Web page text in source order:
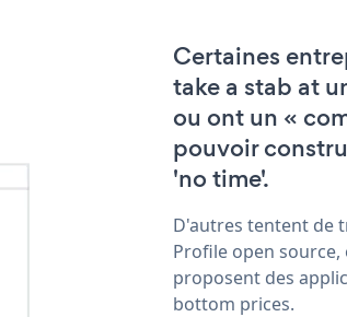
Certaines
take a stab at
ou ont un «
pouvoir
'no time'.
D'autres tentent de
Profile open
proposent des
bottom prices.